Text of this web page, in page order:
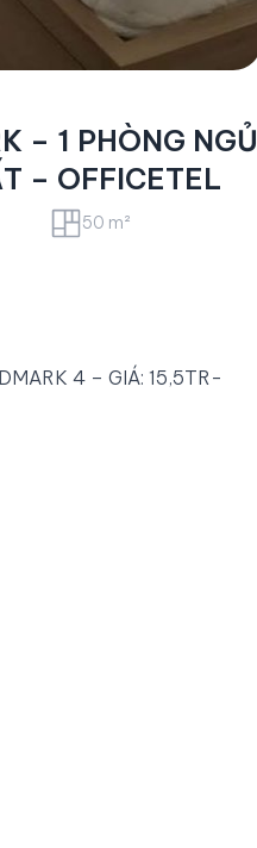
– 1 PHÒNG NGỦ
– OFFICETEL
50 m²
4 – GIÁ: 15,5TR-